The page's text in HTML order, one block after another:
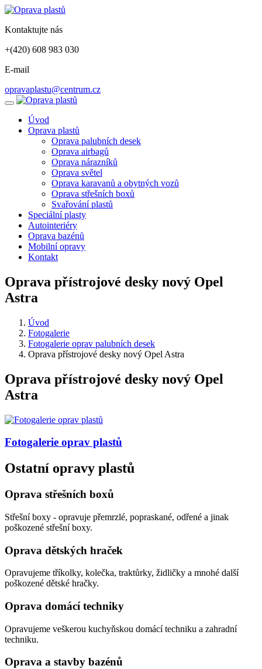
Kontaktujte nás
+(420) 608 983 030
E-mail
opravaplastu@centrum.cz
Úvod
Oprava plastů
Oprava palubních desek
Oprava airbagů
Oprava nárazníků
Oprava světel
Oprava karavanů a obytných vozů
Oprava střešních boxů
Svařování plastů
Speciální plasty
Autointeriéry
Oprava bazénů
Mobilní opravy
Kontakt
Oprava přístrojové desky nový Opel
Astra
Úvod
Fotogalerie
Fotogalerie oprav palubních desek
Oprava přístrojové desky nový Opel Astra
Oprava přístrojové desky nový Opel
Astra
Fotogalerie oprav plastů
Ostatní opravy plastů
Oprava střešních boxů
Střešní boxy - opravuje přemrzlé, popraskané, odřené a jinak
poškozené střešní boxy.
Oprava dětských hraček
Opravujeme tříkolky, kolečka, traktůrky, židličky a mnohé další
poškozené dětské hračky.
Oprava domácí techniky
Opravujeme veškerou kuchyňskou domácí techniku a zahradní
techniku.
Oprava a stavby bazénů